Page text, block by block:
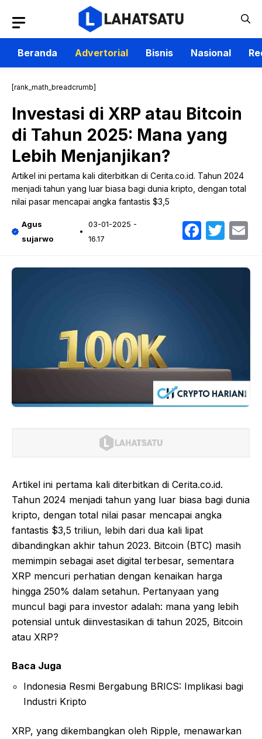
isi
Beranda
Advertorial Bisnis Nasional
[rank_math_breadcrumb]
Investasi di XRP atau Bitcoin
di Tahun 2025: Mana yang
Lebih Menjanjikan?
Artikel ini pertama kali diterbitkan di Cerita.co.id. Tahun 2024
menjadi tahun yang luar biasa bagi dunia kripto, dengan total
nilai pasar mencapai angka fantastis $3,5
Agus
sujarwo
03-01-2025 -
16.17
Artikel ini pertama kali diterbitkan di Cerita.co.id.
Tahun 2024 menjadi tahun yang luar biasa bagi dunia
kripto, dengan total nilai pasar mencapai angka
fantastis $3,5 triliun, lebih dari dua kali lipat
dibandingkan akhir tahun 2023. Bitcoin (BTC) masih
memimpin sebagai aset digital terbesar, sementara
XRP mencuri perhatian dengan kenaikan harga
hingga 250% dalam setahun. Pertanyaan yang
muncul bagi para investor adalah: mana yang lebih
potensial untuk diinvestasikan di tahun 2025, Bitcoin
atau XRP?
Baca Juga
Indonesia Resmi Bergabung BRICS: Implikasi bagi
Industri Kripto
XRP, yang dikembangkan oleh Ripple, menawarkan